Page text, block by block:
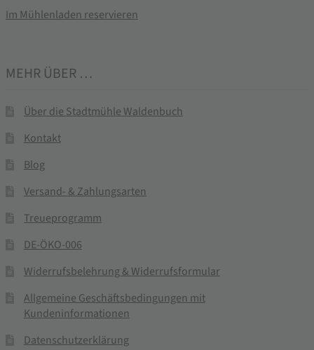
Im Mühlenladen reservieren
MEHR ÜBER …
Über die Stadtmühle Waldenbuch
Kontakt
Blog
Versand- & Zahlungsarten
Treueprogramm
DE-ÖKO-006
Widerrufsbelehrung & Widerrufsformular
Allgemeine Geschäftsbedingungen mit
Kundeninformationen
Datenschutzerklärung